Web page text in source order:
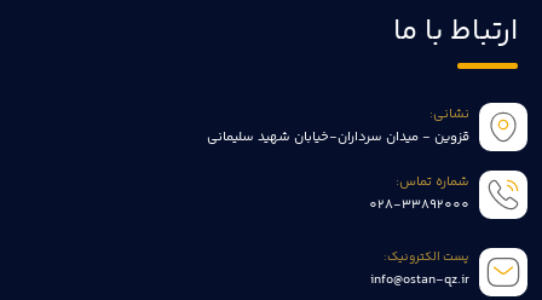
ارتباط با ما
نشانی:
قزوین - میدان سرداران-خیابان شهید سلیمانی
شماره تماس:
028-33892000
پست الکترونیک:
info@ostan-qz.ir